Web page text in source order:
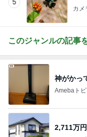
Amebaト
4ヶ月後
Amebaトピ